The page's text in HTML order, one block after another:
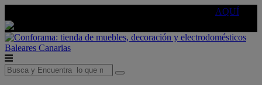
AQUÍ
Baleares Canarias